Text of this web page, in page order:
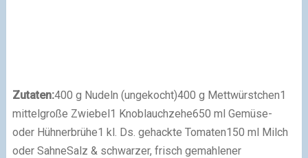
Zutaten:400 g Nudeln (ungekocht)400 g Mettwürstchen1
mittelgroße Zwiebel1 Knoblauchzehe650 ml Gemüse-
oder Hühnerbrühe1 kl. Ds. gehackte Tomaten150 ml Milch
oder SahneSalz & schwarzer, frisch gemahlener